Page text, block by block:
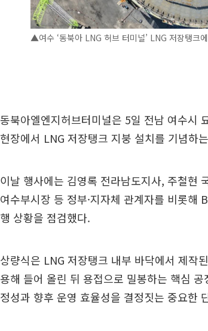
▲여수 ‘동북아 LNG 허브 터미널’ LNG 저장탱크
동북아엘엔지허브터미널은 5일 전남 여수시
현장에서 LNG 저장탱크 지붕 설치를 기념하
이날 행사에는 김영록 전라남도지사, 주철현
여수부시장 등 정부·지자체 관계자를 비롯해
행 상황을 점검했다.
상량식은 LNG 저장탱크 내부 바닥에서 제작
용해 들어 올린 뒤 용접으로 밀봉하는 핵심
정성과 향후 운영 효율성을 결정짓는 중요한